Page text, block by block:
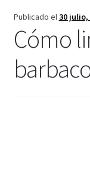
Publicado el30 julio,
Cómo